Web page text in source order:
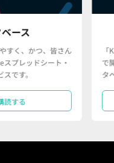
ース
すく、かつ、皆さん
プレッドシート・
です。
読する
で
タ